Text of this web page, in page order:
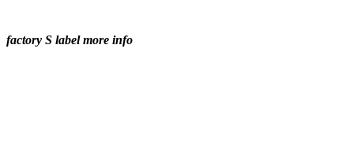
factory S label more info